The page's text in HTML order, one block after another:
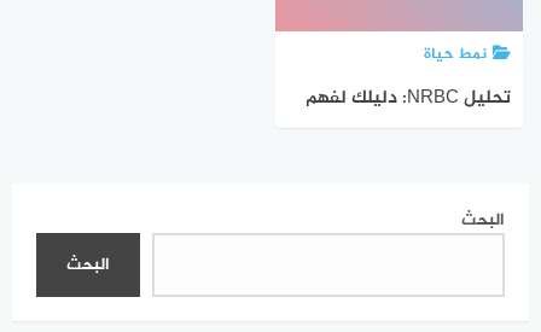
نمط حياة
تحليل NRBC: دليلك لفهم
البحث
البحث